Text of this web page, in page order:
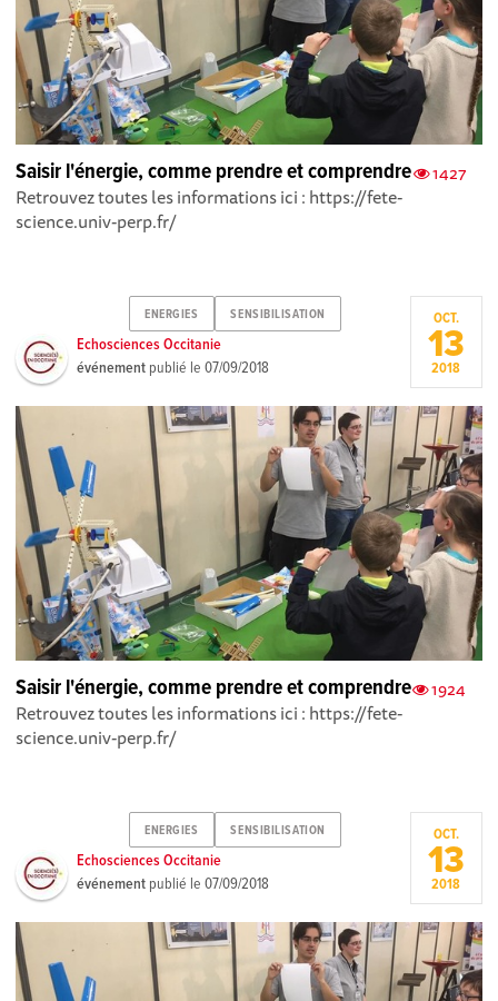
1427
Saisir l'énergie, comme prendre et comprendre
Retrouvez toutes les informations ici : https://fete-
science.univ-perp.fr/
ENERGIES SENSIBILISATION
Echosciences Occitanie
événement publié le07/09/2018
OCT.
13
2018
1924
Saisir l'énergie, comme prendre et comprendre
Retrouvez toutes les informations ici : https://fete-
science.univ-perp.fr/
ENERGIES SENSIBILISATION
Echosciences Occitanie
événement publié le07/09/2018
OCT.
13
2018